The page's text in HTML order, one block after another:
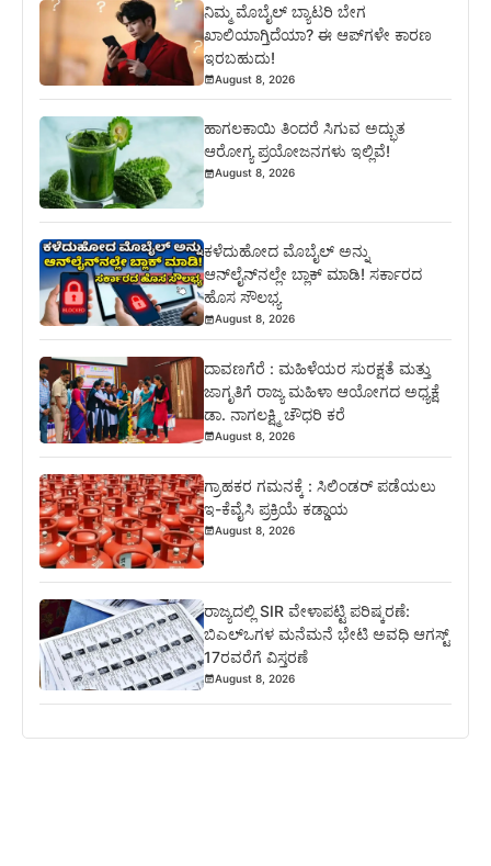
ನಿಮ್ಮ ಮೊಬೈಲ್ ಬ್ಯಾಟರಿ ಬೇಗ
ಖಾಲಿಯಾಗ್ತಿದೆಯಾ? ಈ ಆಪ್‌ಗಳೇ ಕಾರಣ
ಇರಬಹುದು!
August 8, 2026
ಹಾಗಲಕಾಯಿ ತಿಂದರೆ ಸಿಗುವ ಅದ್ಭುತ
ಆರೋಗ್ಯ ಪ್ರಯೋಜನಗಳು ಇಲ್ಲಿವೆ!
August 8, 2026
ಕಳೆದುಹೋದ ಮೊಬೈಲ್ ಅನ್ನು
ಆನ್‌ಲೈನ್‌ನಲ್ಲೇ ಬ್ಲಾಕ್ ಮಾಡಿ! ಸರ್ಕಾರದ
ಹೊಸ ಸೌಲಭ್ಯ
August 8, 2026
ದಾವಣಗೆರೆ : ಮಹಿಳೆಯರ ಸುರಕ್ಷತೆ ಮತ್ತು
ಜಾಗೃತಿಗೆ ರಾಜ್ಯ ಮಹಿಳಾ ಆಯೋಗದ ಅಧ್ಯಕ್ಷೆ
ಡಾ. ನಾಗಲಕ್ಷ್ಮಿ ಚೌಧರಿ ಕರೆ
August 8, 2026
ಗ್ರಾಹಕರ ಗಮನಕ್ಕೆ : ಸಿಲಿಂಡರ್ ಪಡೆಯಲು
ಇ-ಕೆವೈಸಿ ಪ್ರಕ್ರಿಯೆ ಕಡ್ಡಾಯ
August 8, 2026
ರಾಜ್ಯದಲ್ಲಿ SIR ವೇಳಾಪಟ್ಟಿ ಪರಿಷ್ಕರಣೆ:
ಬಿಎಲ್‌ಒಗಳ ಮನೆಮನೆ ಭೇಟಿ ಅವಧಿ ಆಗಸ್ಟ್
17ರವರೆಗೆ ವಿಸ್ತರಣೆ
August 8, 2026